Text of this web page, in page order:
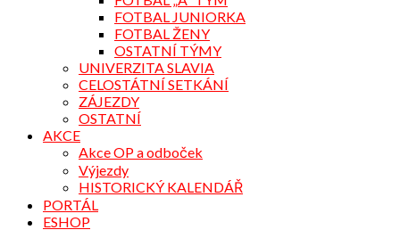
FOTBAL JUNIORKA
FOTBAL ŽENY
OSTATNÍ TÝMY
UNIVERZITA SLAVIA
CELOSTÁTNÍ SETKÁNÍ
ZÁJEZDY
OSTATNÍ
AKCE
Akce OP a odboček
Výjezdy
HISTORICKÝ KALENDÁŘ
PORTÁL
ESHOP